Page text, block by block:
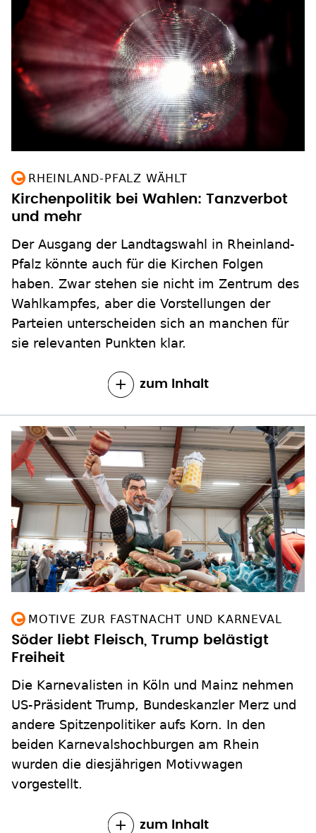
RHEINLAND-PFALZ WÄHLT
Kirchenpolitik bei Wahlen: Tanzverbot
und mehr
Der Ausgang der Landtagswahl in Rheinland-
Pfalz könnte auch für die Kirchen Folgen
haben. Zwar stehen sie nicht im Zentrum des
Wahlkampfes, aber die Vorstellungen der
Parteien unterscheiden sich an manchen für
sie relevanten Punkten klar.
zum Inhalt
MOTIVE ZUR FASTNACHT UND KARNEVAL
Söder liebt Fleisch, Trump belästigt
Freiheit
Die Karnevalisten in Köln und Mainz nehmen
US-Präsident Trump, Bundeskanzler Merz und
andere Spitzenpolitiker aufs Korn. In den
beiden Karnevalshochburgen am Rhein
wurden die diesjährigen Motivwagen
vorgestellt.
zum Inhalt